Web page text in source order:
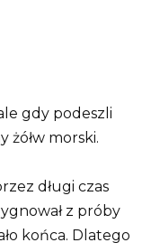
gdy podeszli
żółw morski.
długi czas
z próby
końca. Dlatego